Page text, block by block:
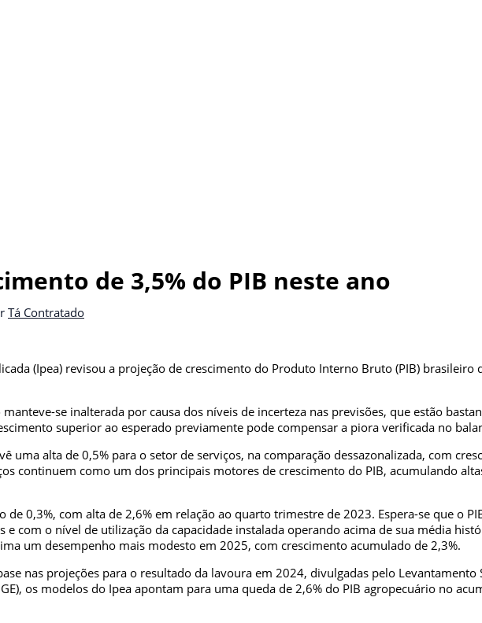
de 3,5% do PIB neste ano
Tá Contratado
(Ipea) revisou a projeção de crescimento do Produto Interno Bruto (PIB)
se inalterada por causa dos níveis de incerteza nas previsões, que estão
superior ao esperado previamente pode compensar a piora verificada no
uma alta de 0,5% para o setor de serviços, na comparação dessazonalizada, com
continuem como um dos principais motores de crescimento do PIB, acumulando
de 0,3%, com alta de 2,6% em relação ao quarto trimestre de 2023. Espera-se que o
com o nível de utilização da capacidade instalada operando acima de sua média
um desempenho mais modesto em 2025, com crescimento acumulado de 2,3%.
nas projeções para o resultado da lavoura em 2024, divulgadas pelo
os modelos do Ipea apontam para uma queda de 2,6% do PIB agropecuário no